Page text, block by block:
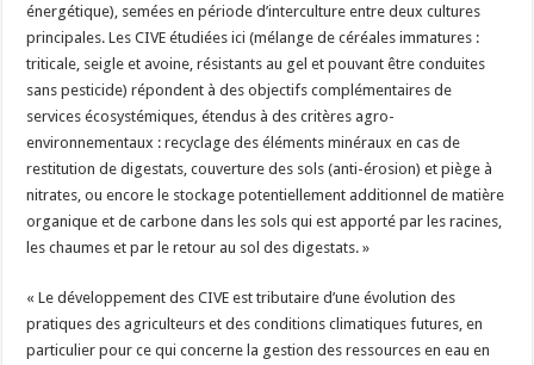
énergétique), semées en période d’interculture entre deux cultures
principales. Les CIVE étudiées ici (mélange de céréales immatures :
triticale, seigle et avoine, résistants au gel et pouvant être conduites
sans pesticide) répondent à des objectifs complémentaires de
services écosystémiques, étendus à des critères agro-
environnementaux : recyclage des éléments minéraux en cas de
restitution de digestats, couverture des sols (anti-érosion) et piège à
nitrates, ou encore le stockage potentiellement additionnel de matière
organique et de carbone dans les sols qui est apporté par les racines,
les chaumes et par le retour au sol des digestats. »
« Le développement des CIVE est tributaire d’une évolution des
pratiques des agriculteurs et des conditions climatiques futures, en
particulier pour ce qui concerne la gestion des ressources en eau en